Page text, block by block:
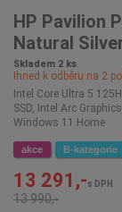
HP Pavilion
Natural
Skladem 2 ks
Ihned k odběru na 2
Intel Core Ultra 5
SSD, Intel Arc
Windows 11 Home
akce B-kategorie
13 291,-s DPH
13 990,-